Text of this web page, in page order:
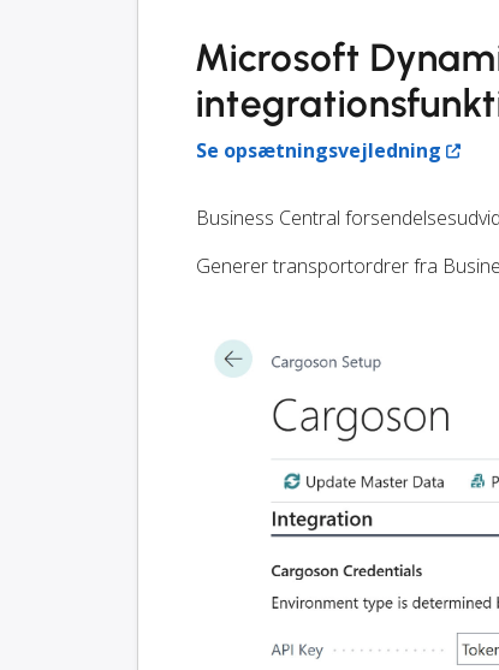
Microsoft
Se opsætningsvejledning
Business Central
Generer transportordrer fra